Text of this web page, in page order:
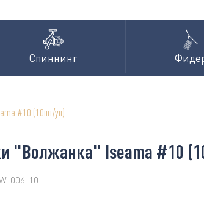
Спиннинг
#10 (10шт/уп)
"Волжанка" Iseama #10
006-10